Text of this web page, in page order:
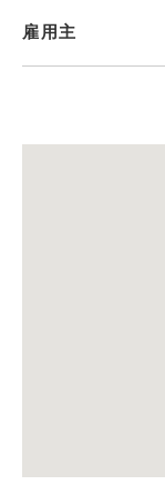
雇用主